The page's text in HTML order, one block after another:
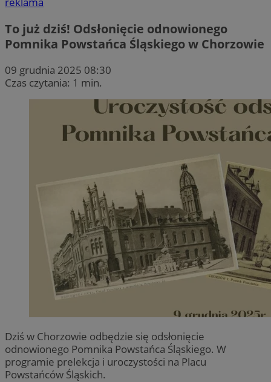
To już dziś! Odsłonięcie odnowionego
Pomnika Powstańca Śląskiego w Chorzowie
09 grudnia 2025 08:30
Czas czytania: 1 min.
Dziś w Chorzowie odbędzie się odsłonięcie
odnowionego Pomnika Powstańca Śląskiego. W
programie prelekcja i uroczystości na Placu
Powstańców Śląskich.